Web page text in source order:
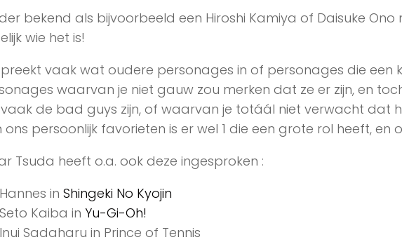
bekend als bijvoorbeeld een Hiroshi Kamiya of Daisuke
wie het is!
vaak wat oudere personages in of personages die een
waarvan je niet gauw zou merken dat ze er zijn, en
de bad guys zijn, of waarvan je totáál niet verwacht dat
ons persoonlijk favorieten is er wel 1 die een grote rol heeft, en
Tsuda heeft o.a. ook deze ingesproken :
Hannes in Shingeki No Kyojin
Seto Kaiba in Yu-Gi-Oh!
Inui Sadaharu in Prince of Tennis